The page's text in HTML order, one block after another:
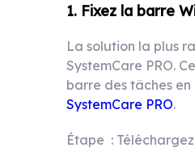
1. Fixez la barre
La solution la plus
SystemCare PRO.
barre des tâches
SystemCare PRO.
Étape :